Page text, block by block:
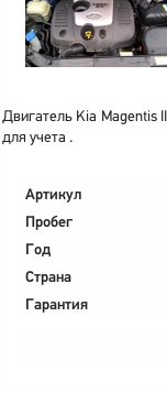
Двигатель Kia Magentis
для учета .
Артикул
Пробег
Год
Страна
Гарантия